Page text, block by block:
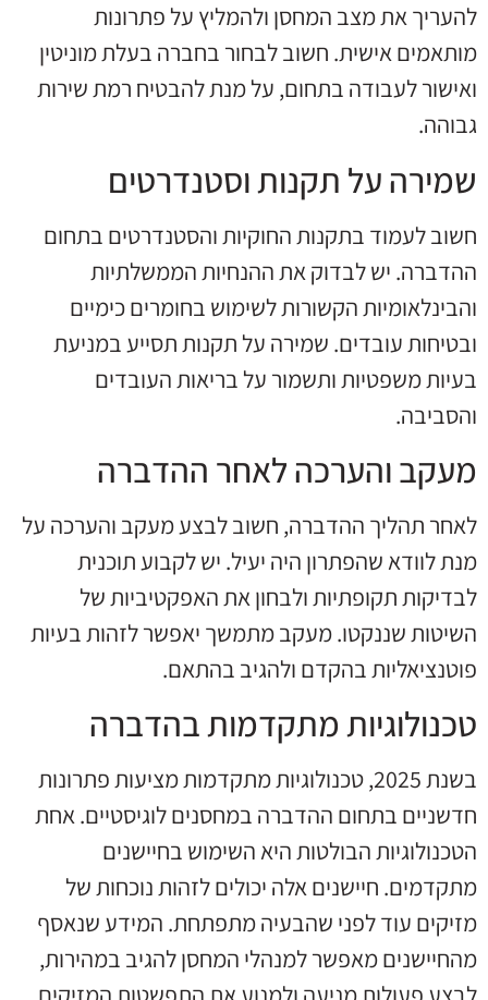
להעריך את מצב המחסן ולהמליץ על פתרונות
מותאמים אישית. חשוב לבחור בחברה בעלת מוניטין
ואישור לעבודה בתחום, על מנת להבטיח רמת שירות
גבוהה.
שמירה על תקנות וסטנדרטים
חשוב לעמוד בתקנות החוקיות והסטנדרטים בתחום
ההדברה. יש לבדוק את ההנחיות הממשלתיות
והבינלאומיות הקשורות לשימוש בחומרים כימיים
ובטיחות עובדים. שמירה על תקנות תסייע במניעת
בעיות משפטיות ותשמור על בריאות העובדים
והסביבה.
מעקב והערכה לאחר ההדברה
לאחר תהליך ההדברה, חשוב לבצע מעקב והערכה על
מנת לוודא שהפתרון היה יעיל. יש לקבוע תוכנית
לבדיקות תקופתיות ולבחון את האפקטיביות של
השיטות שננקטו. מעקב מתמשך יאפשר לזהות בעיות
פוטנציאליות בהקדם ולהגיב בהתאם.
טכנולוגיות מתקדמות בהדברה
בשנת 2025, טכנולוגיות מתקדמות מציעות פתרונות
חדשניים בתחום ההדברה במחסנים לוגיסטיים. אחת
הטכנולוגיות הבולטות היא השימוש בחיישנים
מתקדמים. חיישנים אלה יכולים לזהות נוכחות של
מזיקים עוד לפני שהבעיה מתפתחת. המידע שנאסף
מהחיישנים מאפשר למנהלי המחסן להגיב במהירות,